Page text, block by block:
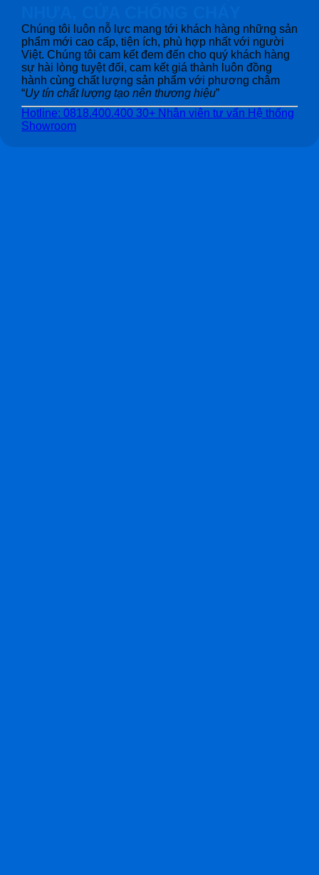
Chúng tôi luôn nỗ lực mang tới khách hàng những sản
phẩm mới cao cấp, tiện ích, phù hợp nhất với người
Việt. Chúng tôi cam kết đem đến cho quý khách hàng
sự hài lòng tuyệt đối, cam kết giá thành luôn đồng
hành cùng chất lượng sản phẩm với phương châm
“Uy tín chất lượng tạo nên thương hiệu”
Hotline: 0818.400.400 30+ Nhân viên tư vấn Hệ thống
Showroom